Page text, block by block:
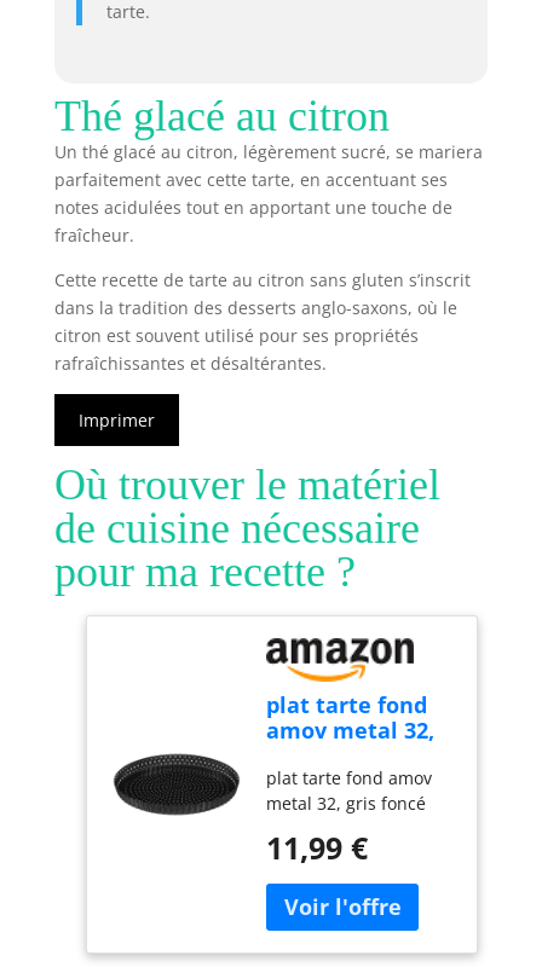
tarte.
Thé glacé au citron
Un thé glacé au citron, légèrement sucré, se mariera
parfaitement avec cette tarte, en accentuant ses
notes acidulées tout en apportant une touche de
fraîcheur.
Cette recette de tarte au citron sans gluten s’inscrit
dans la tradition des desserts anglo-saxons, où le
citron est souvent utilisé pour ses propriétés
rafraîchissantes et désaltérantes.
Imprimer
Où trouver le matériel
de cuisine nécessaire
pour ma recette ?
plat tarte fond
amov metal 32,
plat tarte fond amov
metal 32, gris foncé
11,99 €